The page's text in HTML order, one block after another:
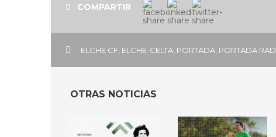
COMPARTIR
ELCHE CF, ELCHE-CELTA, PORTADA, PORTADA
OTRAS NOTICIAS